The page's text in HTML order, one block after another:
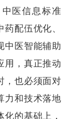
医信息标准
配伍优化、
中医智能辅助
用，真正推动
，也必须面对
力和技术落地
的基础上，